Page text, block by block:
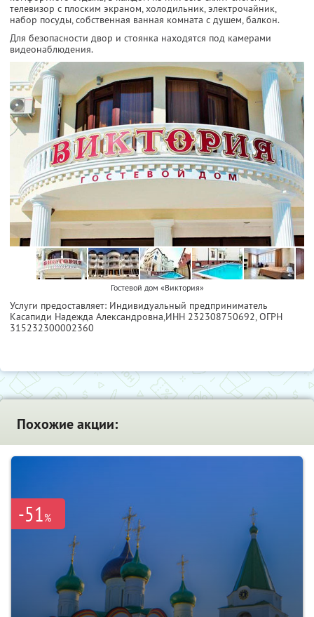
телевизор с плоским экраном, холодильник, электрочайник,
набор посуды, собственная ванная комната с душем, балкон.
Для безопасности двор и стоянка находятся под камерами
видеонаблюдения.
Гостевой дом «Виктория»
Услуги предоставляет: Индивидуальный предприниматель
Касапиди Надежда Александровна,ИНН 232308750692, ОГРН
315232300002360
Похожие акции:
-51%